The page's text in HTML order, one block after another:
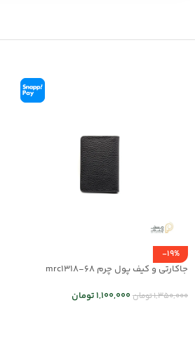
-19%
جاکارتی و کیف پول چرم mrc1318-68
1,350,000تومان1,100,000تومان